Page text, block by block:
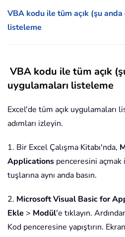
VBA kodu ile tüm açık (şu anda
listeleme
VBA kodu ile tüm açık
uygulamaları listeleme
Excel'de tüm açık uygulamaları
adımları izleyin.
1. Bir Excel Çalışma Kitabı'nda,
Applications penceresini
tuşlarına aynı anda basın.
2. Microsoft Visual Basic for
Ekle > Modül'e tıklayın.
Kod penceresine yapıştırın.